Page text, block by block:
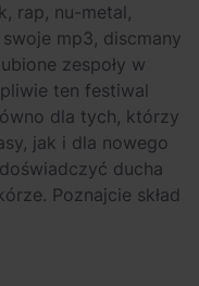
rap, nu-metal,
mp3, discmany
zespoły w
ten festiwal
dla tych, którzy
jak i dla nowego
ducha
Poznajcie skład